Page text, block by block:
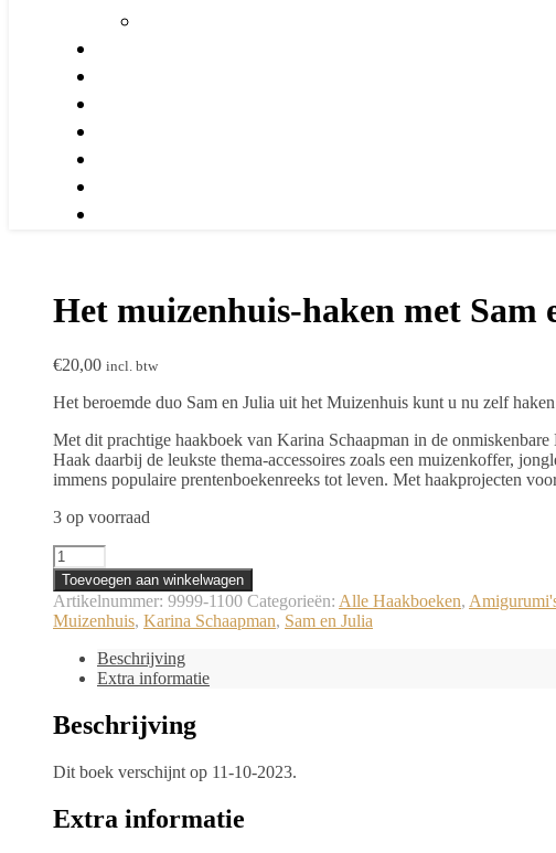
Het muizenhuis-haken met
€20,00 incl. btw
Het beroemde duo Sam en Julia uit het Muizenhuis kunt u nu zelf
Met dit prachtige haakboek van Karina Schaapman in de
Haak daarbij de leukste thema-accessoires zoals een muizenkoffer,
immens populaire prentenboekenreeks tot leven. Met haakprojecten
3 op voorraad
Het
muizenhuis-
haken
met
Sam
Julia
Karina
Schaapman
Toevoegen aan winkelwagen
Artikelnummer: 9999-1100 Categorieën: Alle Haakboeken,
Muizenhuis, Karina Schaapman, Sam en Julia
Beschrijving
Extra informatie
Beschrijving
Dit boek verschijnt op 11-10-2023.
Extra informatie